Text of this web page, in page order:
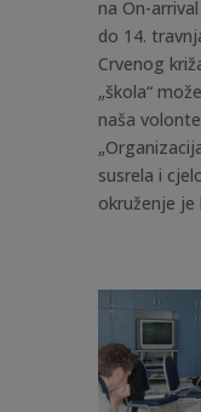
na On-
do 14.
Crvenog
„škola“
naša
susrela i
okruženje je